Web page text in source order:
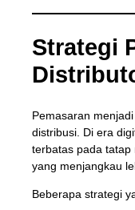
Strategi
Pemasaran
distribusi. Di era
terbatas pada tatap
yang menjangkau
Beberapa strategi